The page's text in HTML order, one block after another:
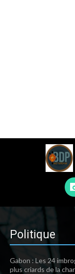
Politique
Gabon : Les 24
plus criards de la